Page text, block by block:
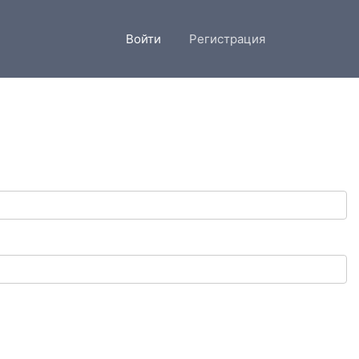
Войти Регистрация